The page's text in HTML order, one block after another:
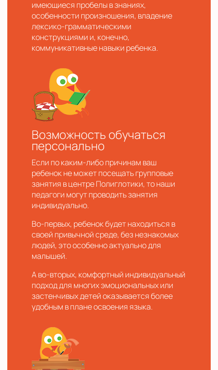
имеющиеся пробелы в знаниях,
особенности произношения, владение
лексико-грамматическими
конструкциями и, конечно,
коммуникативные навыки ребенка.
Возможность обучаться
персонально
Если по каким-либо причинам ваш
ребенок не может посещать групповые
занятия в центре Полиглотики, то наши
педагоги могут проводить занятия
индивидуально.
Во-первых, ребенок будет находиться в
своей привычной среде, без незнакомых
людей, это особенно актуально для
малышей.
А во-вторых, комфортный индивидуальный
подход для многих эмоциональных или
застенчивых детей оказывается более
удобным в плане освоения языка.